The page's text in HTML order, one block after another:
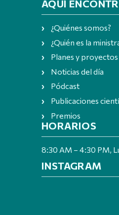
AQUÍ
¿Quiénes somos?
¿Quién es la
Planes y proyectos
Noticias del día
Pódcast
Publicaciones
Premios
HORARIOS
8:30 AM – 4:30 PM,
INSTAGRAM